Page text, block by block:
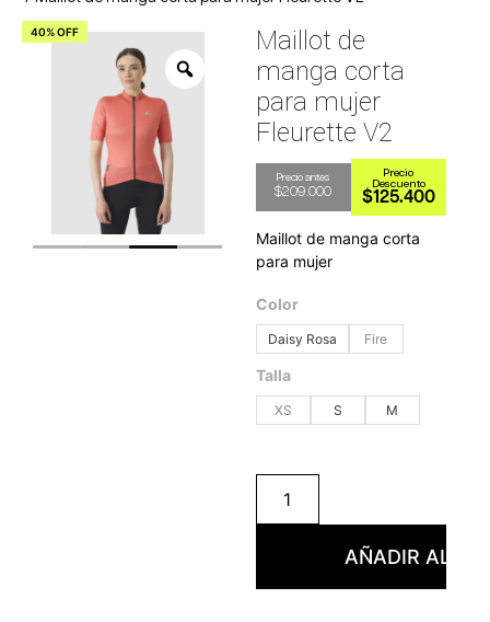
40% OFF
Maillot de
manga corta
para mujer
Fleurette V2
$209.000 $125.400
Maillot de manga corta
para mujer
Color
Daisy Rosa Fire
Talla
XS S M
AÑADIR AL